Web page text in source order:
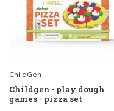
ChildGen
Childgen - play dough
games - pizza set